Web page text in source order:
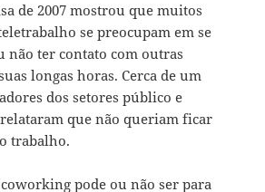
de 2007 mostrou que muitos
se preocupam em se
não ter contato com outras
longas horas. Cerca de um
dos setores público e
que não queriam ficar
trabalho.
pode ou não ser para